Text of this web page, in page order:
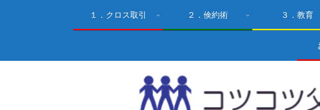
１．クロス取引 ２．倹約術 ３．教育